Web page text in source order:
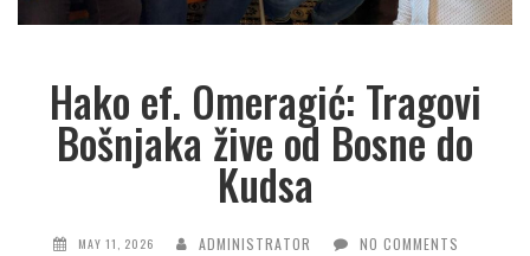
Hako ef. Omeragić: Tragovi
Bošnjaka žive od Bosne do
Kudsa
MAY 11, 2026 ADMINISTRATOR NO COMMENTS